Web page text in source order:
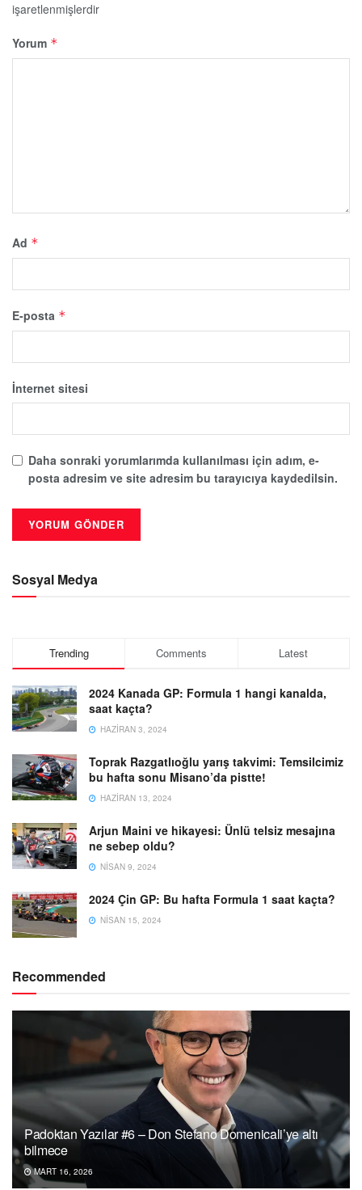
işaretlenmişlerdir
Yorum *
Ad *
E-posta *
İnternet sitesi
Daha sonraki yorumlarımda kullanılması için adım, e-
posta adresim ve site adresim bu tarayıcıya kaydedilsin.
Sosyal Medya
Trending Comments Latest
2024 Kanada GP: Formula 1 hangi kanalda,
saat kaçta?
HAZIRAN 3, 2024
Toprak Razgatlıoğlu yarış takvimi: Temsilcimiz
bu hafta sonu Misano’da pistte!
HAZIRAN 13, 2024
Arjun Maini ve hikayesi: Ünlü telsiz mesajına
ne sebep oldu?
NISAN 9, 2024
2024 Çin GP: Bu hafta Formula 1 saat kaçta?
NISAN 15, 2024
Recommended
Padoktan Yazılar #6 – Don Stefano Domenicali’ye altı
bilmece
MART 16, 2026